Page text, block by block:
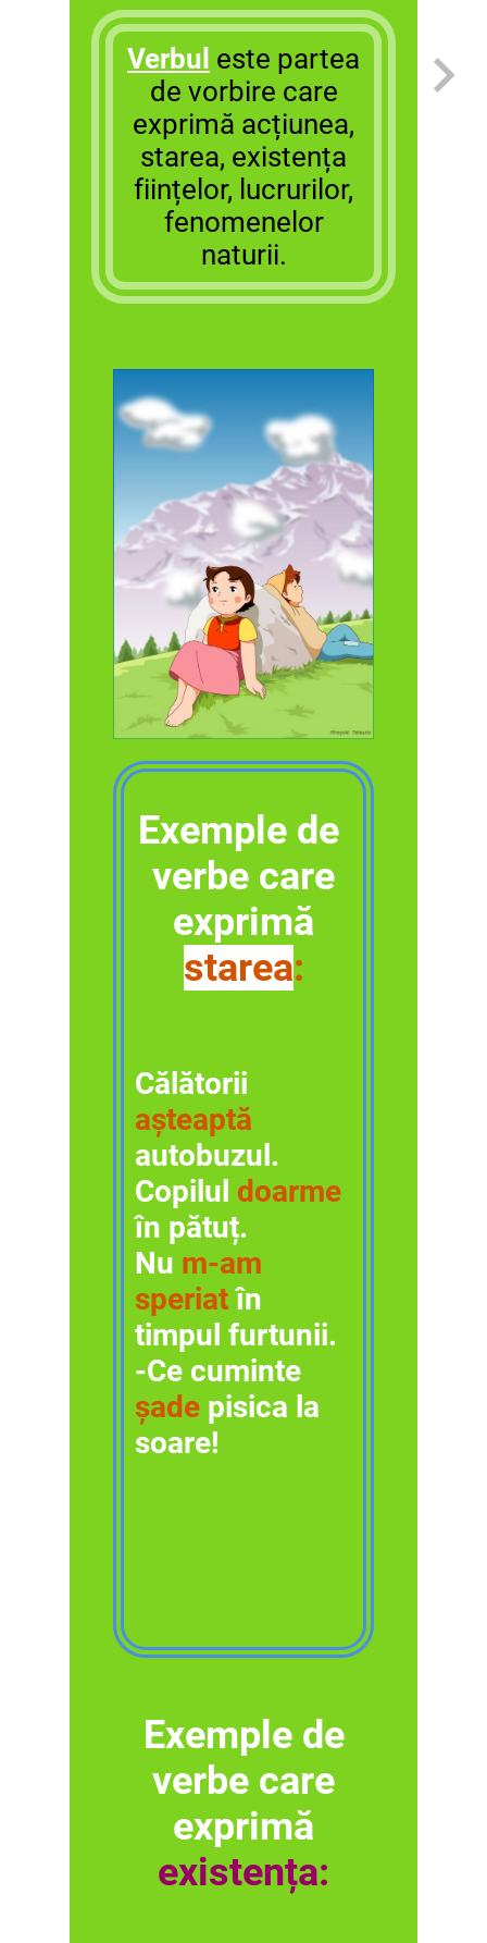
Verbul este partea
de vorbire care
exprimă acțiunea,
starea, existența
ființelor, lucrurilor,
fenomenelor
naturii.
Exemple de
verbe care
exprimă
starea:
Călătorii
așteaptă
autobuzul.
Copilul doarme
în pătuț.
Nu m-am
speriatîn
timpul furtunii.
-Ce cuminte
șade pisica la
soare!
Exemple de
verbe care
exprimă
existența: